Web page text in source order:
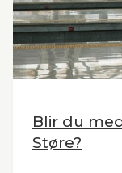
Blir du
Støre?